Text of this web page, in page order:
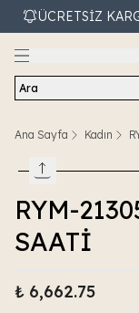
ÜCRETSİZ
Ara
Ana Sayfa Kadın
RYM-
SAATİ
₺ 6,662.75